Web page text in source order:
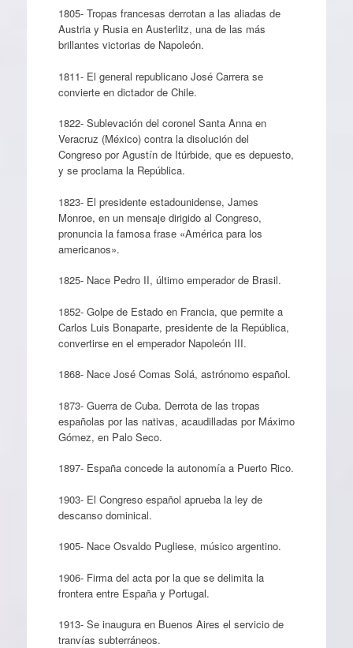
1805- Tropas francesas derrotan a las aliadas de
Austria y Rusia en Austerlitz, una de las más
brillantes victorias de Napoleón.
1811- El general republicano José Carrera se
convierte en dictador de Chile.
1822- Sublevación del coronel Santa Anna en
Veracruz (México) contra la disolución del
Congreso por Agustín de Itúrbide, que es depuesto,
y se proclama la República.
1823- El presidente estadounidense, James
Monroe, en un mensaje dirigido al Congreso,
pronuncia la famosa frase «América para los
americanos».
1825- Nace Pedro II, último emperador de Brasil.
1852- Golpe de Estado en Francia, que permite a
Carlos Luis Bonaparte, presidente de la República,
convertirse en el emperador Napoleón III.
1868- Nace José Comas Solá, astrónomo español.
1873- Guerra de Cuba. Derrota de las tropas
españolas por las nativas, acaudilladas por Máximo
Gómez, en Palo Seco.
1897- España concede la autonomía a Puerto Rico.
1903- El Congreso español aprueba la ley de
descanso dominical.
1905- Nace Osvaldo Pugliese, músico argentino.
1906- Firma del acta por la que se delimita la
frontera entre España y Portugal.
1913- Se inaugura en Buenos Aires el servicio de
tranvías subterráneos.